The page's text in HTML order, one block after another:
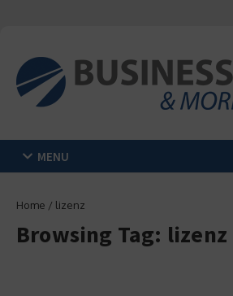
MENU
Home / lizenz
Browsing Tag: lizenz